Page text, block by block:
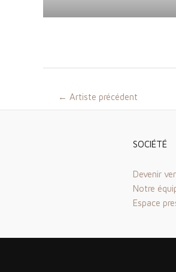
Navigation
← Artiste précédent
SOCIÉTÉ
Devenir
Notre
Espace